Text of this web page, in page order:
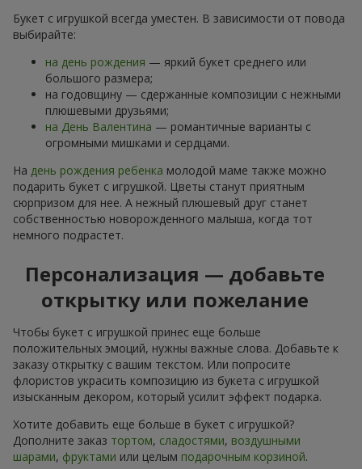
Букет с игрушкой всегда уместен. В зависимости от повода
выбирайте:
на день рождения — яркий букет среднего или
большого размера;
на годовщину — сдержанные композиции с нежными
плюшевыми друзьями;
на День Валентина — романтичные варианты с
огромными мишками и сердцами.
На день рождения ребенка молодой маме также можно
подарить букет с игрушкой. Цветы станут приятным
сюрпризом для нее. А нежный плюшевый друг станет
собственностью новорожденного малыша, когда тот
немного подрастет.
Персонализация — добавьте
открытку или пожелание
Чтобы букет с игрушкой принес еще больше
положительных эмоций, нужны важные слова. Добавьте к
заказу открытку с вашим текстом. Или попросите
флористов украсить композицию из букета с игрушкой
изысканным декором, который усилит эффект подарка.
Хотите добавить еще больше в букет с игрушкой?
Дополните заказ тортом, сладостями, воздушными
шарами, фруктами или целым подарочным корзиной.